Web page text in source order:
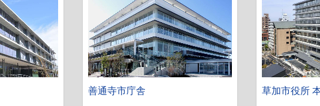
善通寺市庁舎 草加市役所